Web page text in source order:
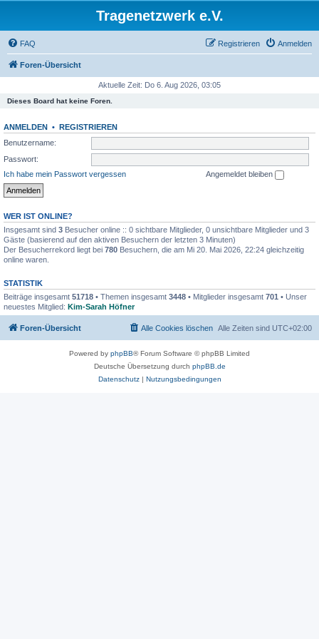
Tragenetzwerk e.V.
FAQ Anmelden
Registrieren
Foren-Übersicht
Aktuelle Zeit: Do 6. Aug 2026, 03:05
Dieses Board hat keine Foren.
ANMELDEN • REGISTRIEREN
Benutzername:
Passwort:
Ich habe mein Passwort vergessen
Angemeldet bleiben
WER IST ONLINE?
Insgesamt sind 3 Besucher online :: 0 sichtbare Mitglieder, 0 unsichtbare Mitglieder und 3
Gäste (basierend auf den aktiven Besuchern der letzten 3 Minuten)
Der Besucherrekord liegt bei 780 Besuchern, die am Mi 20. Mai 2026, 22:24 gleichzeitig
online waren.
STATISTIK
Beiträge insgesamt 51718 • Themen insgesamt 3448 • Mitglieder insgesamt 701 • Unser
neuestes Mitglied: Kim-Sarah Höfner
Foren-Übersicht Alle Zeiten sind UTC+02:00
Alle Cookies löschen
Powered by phpBB® Forum Software © phpBB Limited
Deutsche Übersetzung durch phpBB.de
Datenschutz| Nutzungsbedingungen